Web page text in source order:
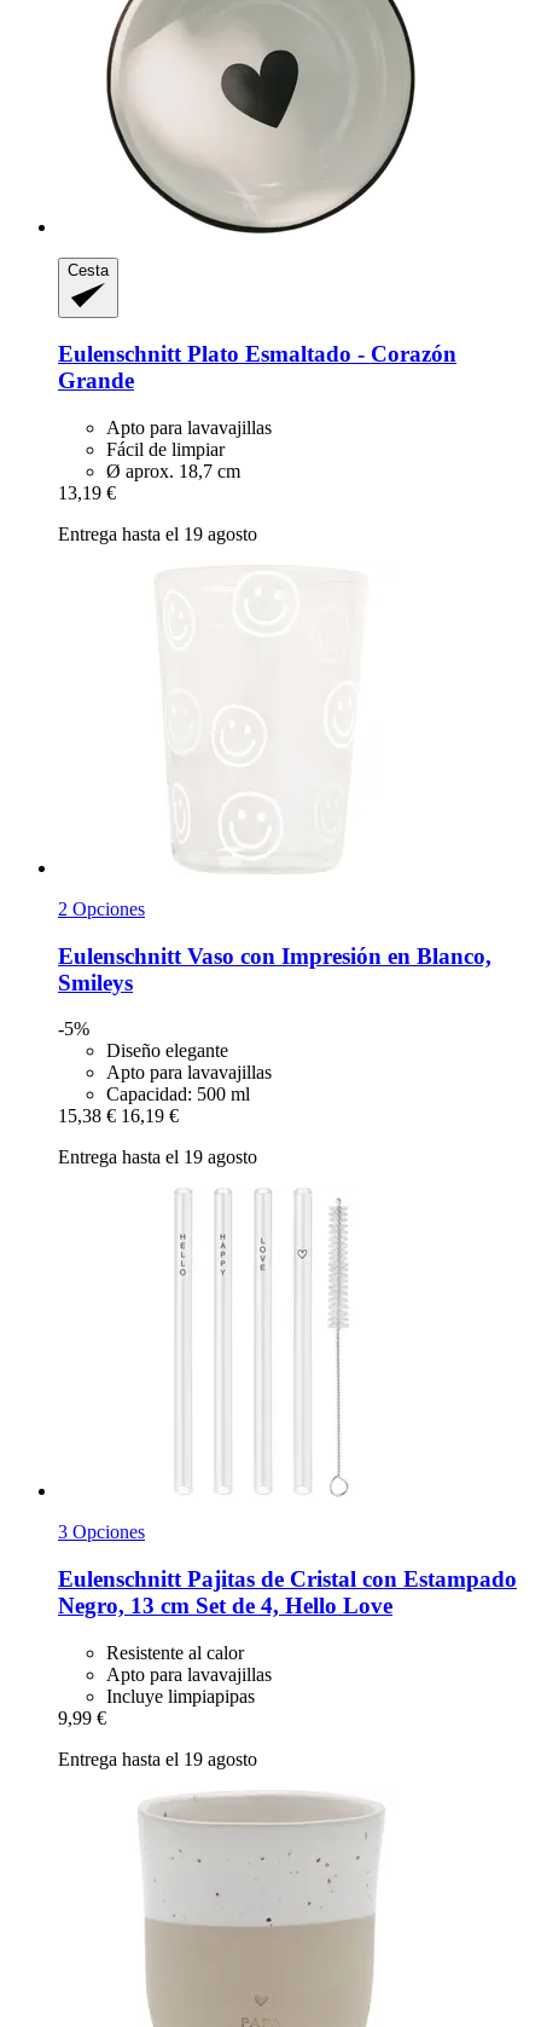
Cesta
Eulenschnitt Plato Esmaltado -​ Corazón
Grande
Apto para lavavajillas
Fácil de limpiar
Ø aprox. 18,7 cm
13,19 €
Entrega hasta el 19 agosto
2 Opciones
Eulenschnitt Vaso con Impresión en Blanco,
Smileys
-5%
Diseño elegante
Apto para lavavajillas
Capacidad: 500 ml
15,38 € 16,19 €
Entrega hasta el 19 agosto
3 Opciones
Eulenschnitt Pajitas de Cristal con Estampado
Negro, 13 cm Set de 4, Hello Love
Resistente al calor
Apto para lavavajillas
Incluye limpiapipas
9,99 €
Entrega hasta el 19 agosto